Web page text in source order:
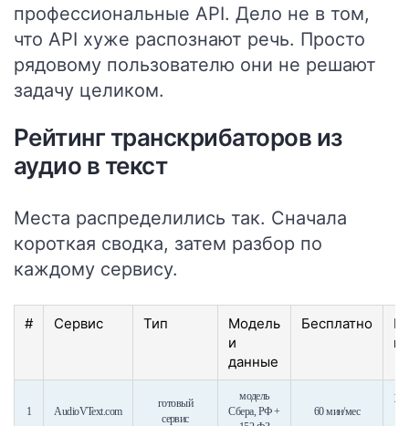
профессиональные API. Дело не в том,
что API хуже распознают речь. Просто
рядовому пользователю они не решают
задачу целиком.
Рейтинг транскрибаторов из
аудио в текст
Места распределились так. Сначала
короткая сводка, затем разбор по
каждому сервису.
# Сервис Тип
Модель
и
данные
Бесплатно
1 AudioVText.com
готовый
сервис
модель
Сбера, РФ +
60 мин/мес